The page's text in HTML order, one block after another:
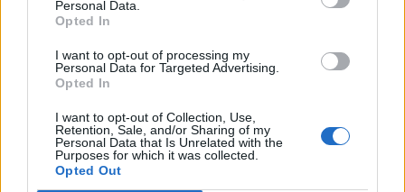
Personal Data.
Opted In
I want to opt-out of processing my
Personal Data for Targeted Advertising.
Opted In
I want to opt-out of Collection, Use,
Retention, Sale, and/or Sharing of my
Personal Data that Is Unrelated with the
Purposes for which it was collected.
Opted Out
jatkossa toinen lentoyhtiö –
4